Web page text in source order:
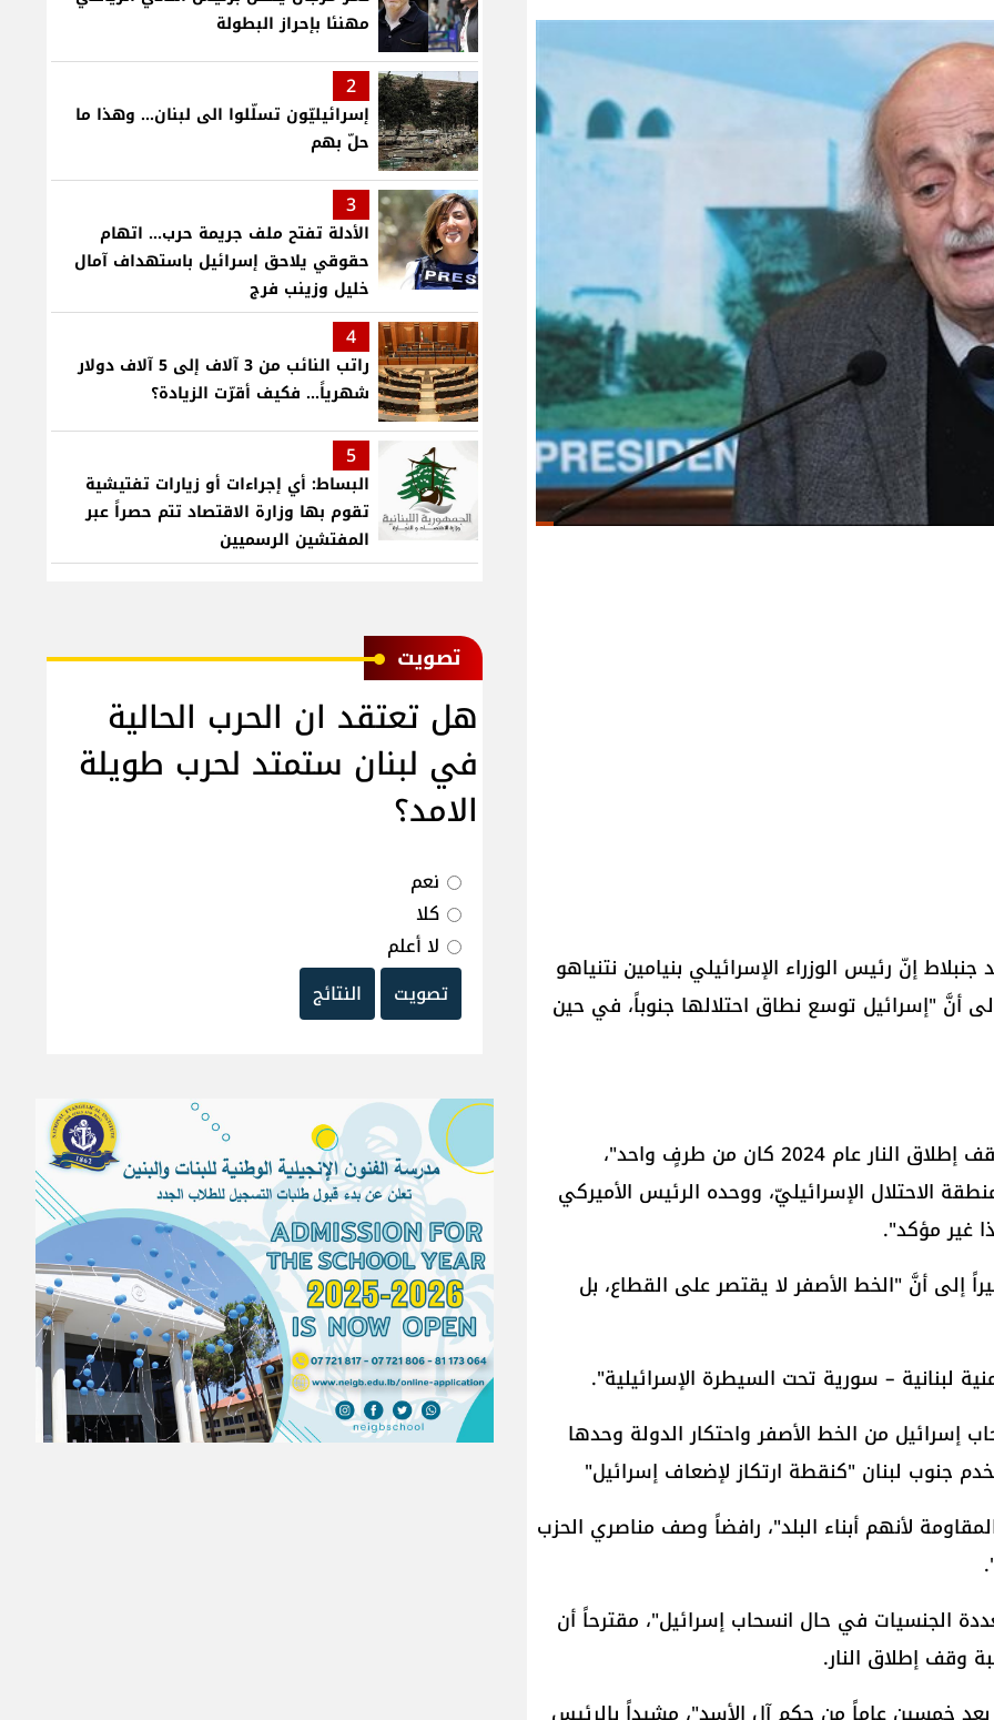
إنّ رئيس الوزراء الإسرائيلي بنيامين نتنياهو
أنَّ "إسرائيل توسع نطاق احتلالها جنوباً، في حين
وفي حديثٍ عبر صحيفة "La Croix"، قال جنبلاط إنَّ "وقف إطلاق النار عام 2024 كان من طرفٍ واحد"،
الاحتلال الإسرائيليّ، ووحده الرئيس الأميركي
غير مؤكد".
إلى أنَّ "الخط الأصفر لا يقتصر على القطاع، بل
لبنانية – سورية تحت السيطرة الإسرائيلية".
إسرائيل من الخط الأصفر واحتكار الدولة وحدها
جنوب لبنان "كنقطة ارتكاز لإضعاف إسرائيل"
لأنهم أبناء البلد"، رافضاً وصف مناصري الحزب
الجنسيات في حال انسحاب إسرائيل"، مقترحاً أن
وقف إطلاق النار.
مهنئا بإحراز البطولة
2
إسرائيليّون تسلّلوا الى لبنان... وهذا ما
حلّ بهم
3
الأدلة تفتح ملف جريمة حرب... اتهام
حقوقي يلاحق إسرائيل باستهداف آمال
خليل وزينب فرج
4
راتب النائب من 3 آلاف إلى 5 آلاف دولار
شهرياً... فكيف أقرّت الزيادة؟
5
البساط: أي إجراءات أو زيارات تفتيشية
تقوم بها وزارة الاقتصاد تتم حصراً عبر
المفتشين الرسميين
ﺗﺼﻮﻳﺖ
هل تعتقد ان الحرب الحالية
في لبنان ستمتد لحرب طويلة
الامد؟
نعم
كلا
لا أعلم
تصويت
النتائج